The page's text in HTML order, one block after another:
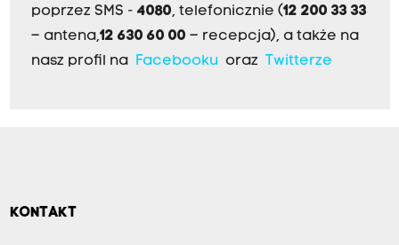
poprzez SMS - 4080, telefonicznie (12 200 33 33
– antena,12 630 60 00 – recepcja), a także na
nasz profil na
Facebookuoraz Twitterze
KONTAKT